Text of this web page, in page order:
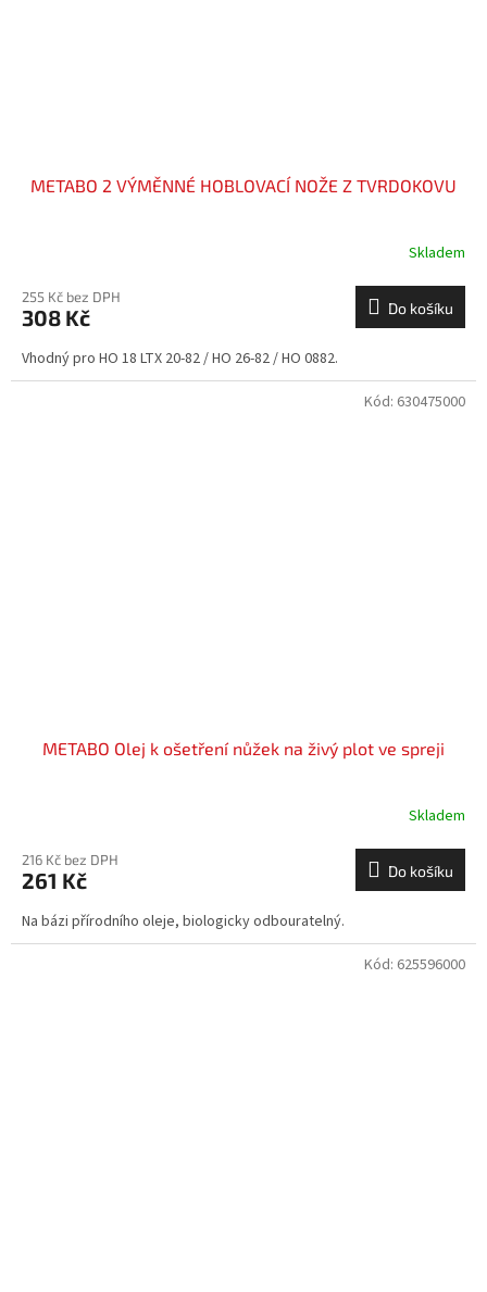
METABO 2 VÝMĚNNÉ HOBLOVACÍ NOŽE Z TVRDOKOVU
Skladem
255 Kč bez DPH
308 Kč Do košíku
Vhodný pro HO 18 LTX 20-82 / HO 26-82 / HO 0882.
METABO Olej k ošetření nůžek na živý plot ve spreji
Skladem
216 Kč bez DPH
261 Kč Do košíku
Na bázi přírodního oleje, biologicky odbouratelný.
Kód: 630475000
Kód: 625596000